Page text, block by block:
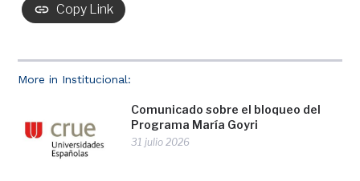
More in Institucional:
Comunicado sobre el bloqueo del
Programa María Goyri
31 julio 2026
Copy Link